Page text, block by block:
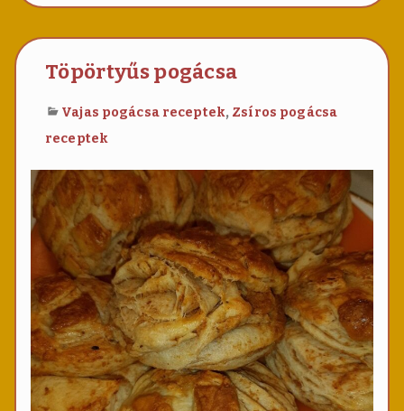
Töpörtyűs pogácsa
Vajas pogácsa receptek, Zsíros pogácsa
receptek